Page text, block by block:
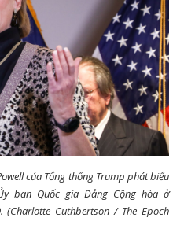
của Tổng thống Trump phát biểu
ban Quốc gia Đảng Cộng hòa ở
(Charlotte Cuthbertson / The Epoch